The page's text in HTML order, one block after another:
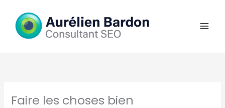
contenu
Faire les choses bien